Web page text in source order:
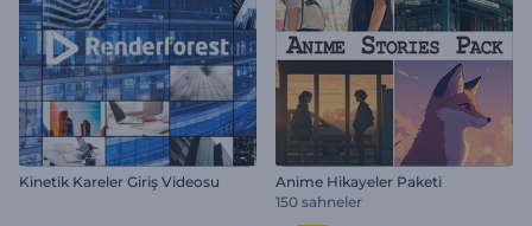
Kinetik Kareler Giriş Videosu
Anime Hikayeler Paketi
150 sahneler